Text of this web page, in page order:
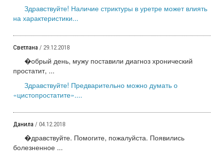
Здравствуйте! Наличие стриктуры в уретре может влиять
на характеристики...
Светлана / 29.12.2018
�обрый день, мужу поставили диагноз хронический
простатит, ...
Здравствуйте! Предварительно можно думать о
«цистопростатите»....
Данила / 04.12.2018
�дравствуйте. Помогите, пожалуйста. Появились
болезненное ...